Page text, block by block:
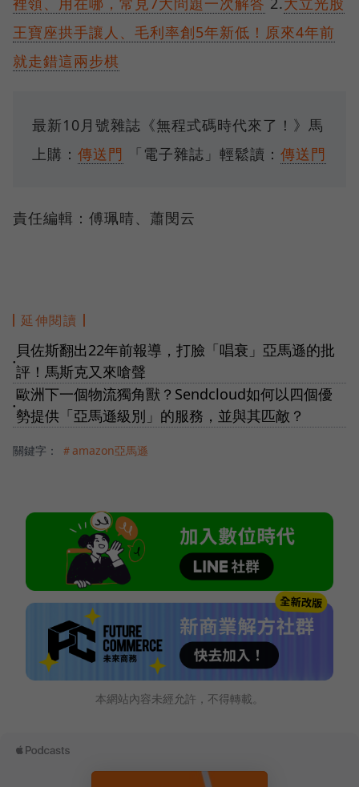
王寶座拱手讓人、毛利率創5年新低！原來4年前
就走錯這兩步棋
最新10月號雜誌《無程式碼時代來了！》馬
上購： 傳送門 「電子雜誌」輕鬆讀： 傳送門
責任編輯：傅珮晴、蕭閔云
延伸閱讀
●
貝佐斯翻出22年前報導，打臉「唱衰」亞馬遜的批
評！馬斯克又來嗆聲
●
歐洲下一個物流獨角獸？Sendcloud如何以四個優
勢提供「亞馬遜級別」的服務，並與其匹敵？
關鍵字： ＃amazon亞馬遜
本網站內容未經允許，不得轉載。